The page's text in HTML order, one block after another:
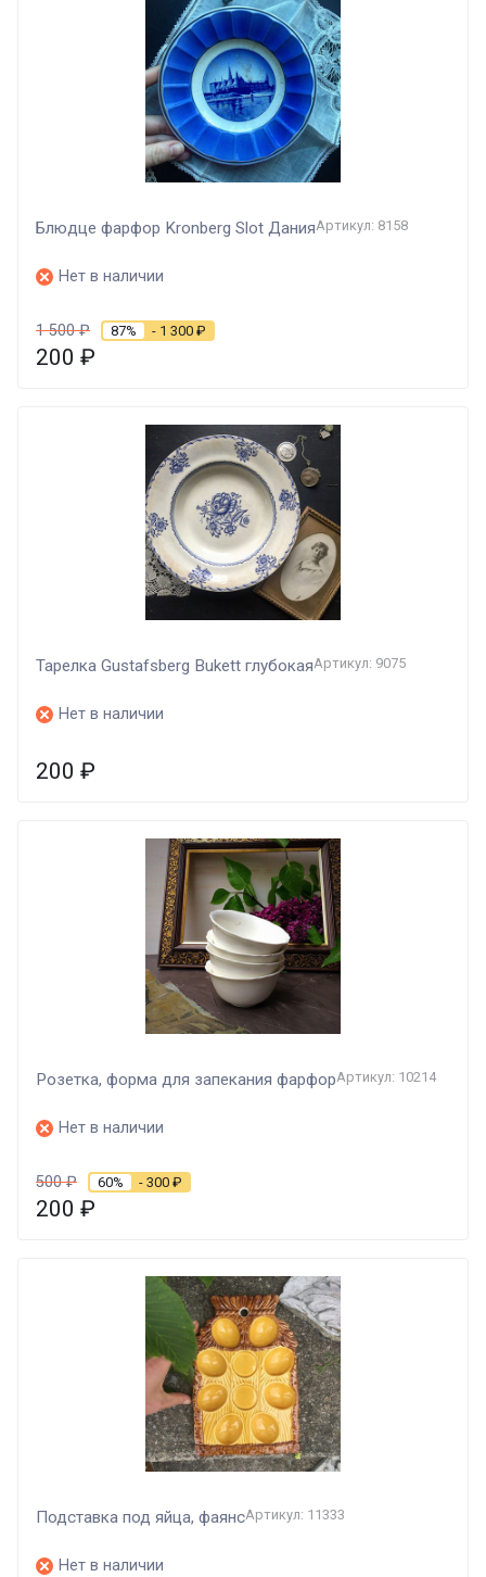
Блюдце фарфор Kronberg Slot ДанияАртикул: 8158
Нет в наличии
1 500₽ 87% - 1 300 ₽
200 ₽
Тарелка Gustafsberg Bukett глубокаяАртикул: 9075
Нет в наличии
200 ₽
Розетка, форма для запекания фарфорАртикул: 10214
Нет в наличии
500₽ 60% - 300 ₽
200 ₽
Подставка под яйца, фаянсАртикул: 11333
Нет в наличии